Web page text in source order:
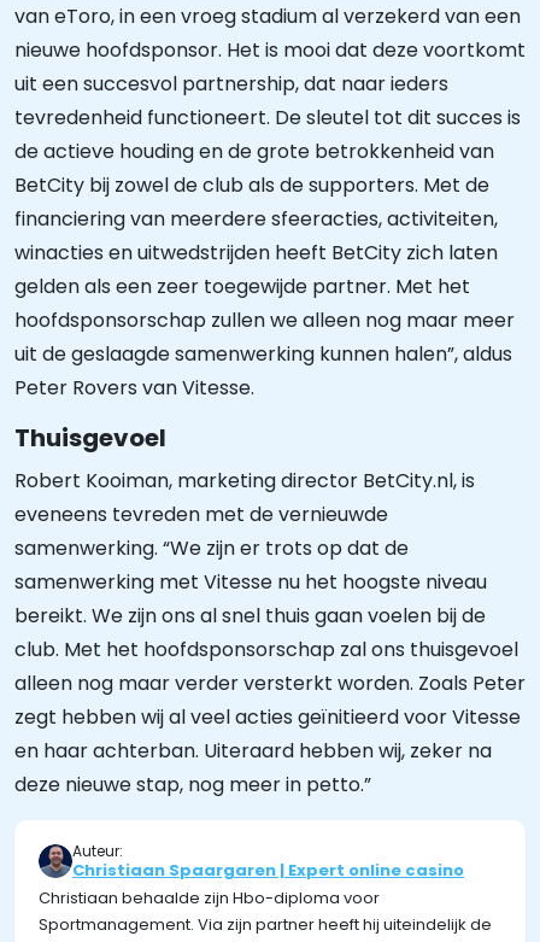
van eToro, in een vroeg stadium al verzekerd van een
nieuwe hoofdsponsor. Het is mooi dat deze voortkomt
uit een succesvol partnership, dat naar ieders
tevredenheid functioneert. De sleutel tot dit succes is
de actieve houding en de grote betrokkenheid van
BetCity bij zowel de club als de supporters. Met de
financiering van meerdere sfeeracties, activiteiten,
winacties en uitwedstrijden heeft BetCity zich laten
gelden als een zeer toegewijde partner. Met het
hoofdsponsorschap zullen we alleen nog maar meer
uit de geslaagde samenwerking kunnen halen”, aldus
Peter Rovers van Vitesse.
Thuisgevoel
Robert Kooiman, marketing director BetCity.nl, is
eveneens tevreden met de vernieuwde
samenwerking. “We zijn er trots op dat de
samenwerking met Vitesse nu het hoogste niveau
bereikt. We zijn ons al snel thuis gaan voelen bij de
club. Met het hoofdsponsorschap zal ons thuisgevoel
alleen nog maar verder versterkt worden. Zoals Peter
zegt hebben wij al veel acties geïnitieerd voor Vitesse
en haar achterban. Uiteraard hebben wij, zeker na
deze nieuwe stap, nog meer in petto.”
Auteur:
Christiaan Spaargaren | Expert online casino
Christiaan behaalde zijn Hbo-diploma voor
Sportmanagement. Via zijn partner heeft hij uiteindelijk de